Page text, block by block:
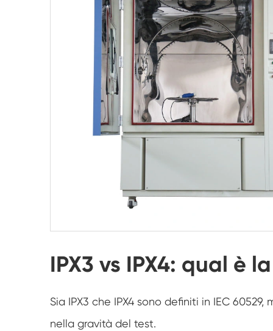
IPX3 vs IPX4: qual è
Sia IPX3 che IPX4 sono definiti in IEC
nella gravità del test.